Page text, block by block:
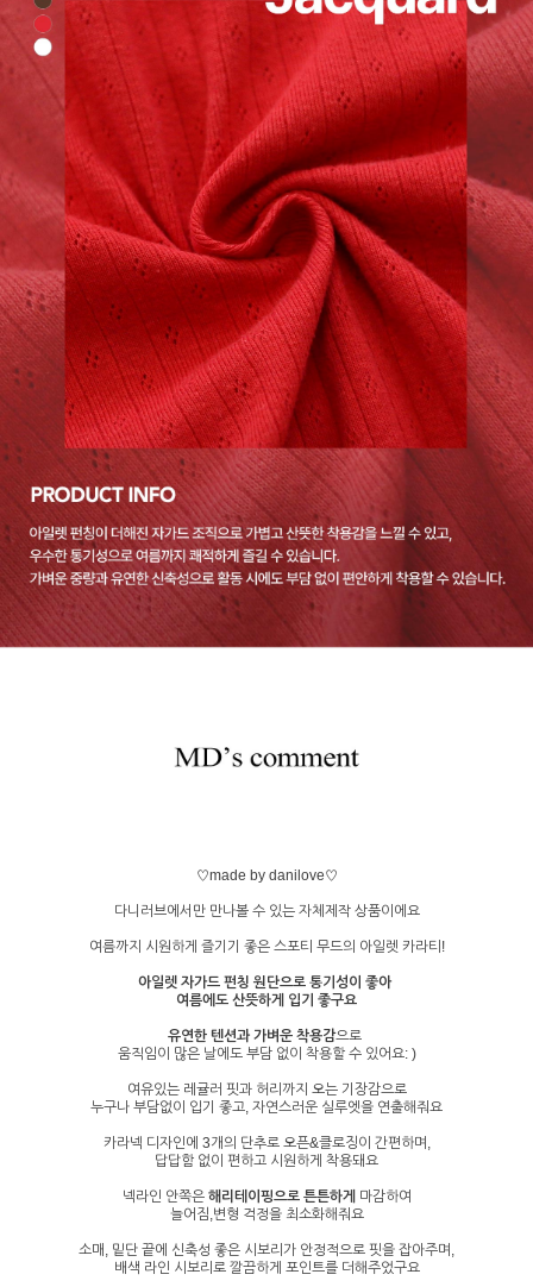
♡made by danilove♡
다니러브에서만 만나볼 수 있는 자체제작 상품이에요
여름까지 시원하게 즐기기 좋은 스포티 무드의 아일렛 카라티!
아일렛 자가드 펀칭 원단으로 통기성이 좋아
여름에도 산뜻하게 입기 좋구요
유연한 텐션과 가벼운 착용감으로
움직임이 많은 날에도 부담 없이 착용할 수 있어요: )
여유있는 레귤러 핏과 허리까지 오는 기장감으로
누구나 부담없이 입기 좋고, 자연스러운 실루엣을 연출해줘요
카라넥 디자인에 3개의 단추로 오픈&클로징이 간편하며,
답답함 없이 편하고 시원하게 착용돼요
넥라인 안쪽은 해리테이핑으로 튼튼하게 마감하여
늘어짐,변형 걱정을 최소화해줘요
소매, 밑단 끝에 신축성 좋은 시보리가 안정적으로 핏을 잡아주며,
배색 라인 시보리로 깔끔하게 포인트를 더해주었구요